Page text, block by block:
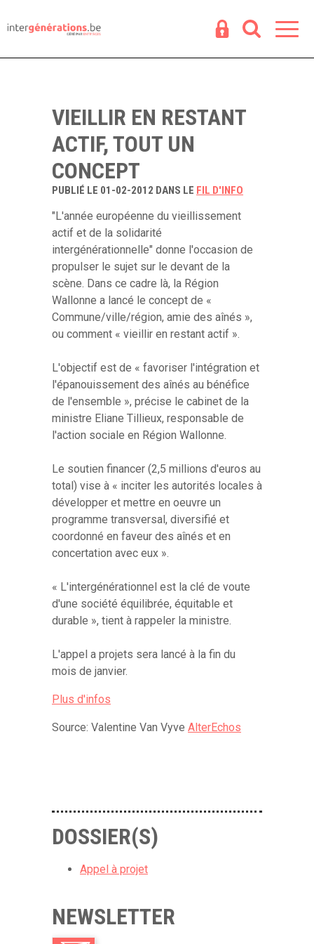
VIEILLIR EN RESTANT
ACTIF, TOUT UN
CONCEPT
PUBLIÉ LE 01-02-2012 DANS LE FIL D'INFO
"L'année européenne du vieillissement
actif et de la solidarité
intergénérationnelle" donne l'occasion de
propulser le sujet sur le devant de la
scène. Dans ce cadre là, la Région
Wallonne a lancé le concept de «
Commune/ville/région, amie des aînés »,
ou comment « vieillir en restant actif ».
L'objectif est de « favoriser l'intégration et
l'épanouissement des aînés au bénéfice
de l'ensemble », précise le cabinet de la
ministre Eliane Tillieux, responsable de
l'action sociale en Région Wallonne.
Le soutien financer (2,5 millions d'euros au
total) vise à « inciter les autorités locales à
développer et mettre en oeuvre un
programme transversal, diversifié et
coordonné en faveur des aînés et en
concertation avec eux ».
« L'intergénérationnel est la clé de voute
d'une société équilibrée, équitable et
durable », tient à rappeler la ministre.
L'appel a projets sera lancé à la fin du
mois de janvier.
Plus d'infos
Source: Valentine Van Vyve AlterEchos
DOSSIER(S)
Appel à projet
NEWSLETTER